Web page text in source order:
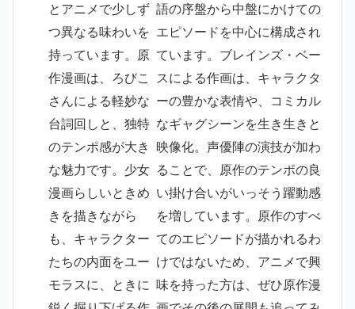
とアニメで少しず
つ異なる味わいを
持っています。原
作漫画は、ろびこ
さんによる軽妙な
台詞回しと、独特
のテンポ感が大き
な魅力です。少女
漫画らしいときめ
きを描きながら
も、キャラクター
たちの内面をユー
モラスに、ときに
語の序盤から中盤にかけての
エピソードを中心に構成され
ています。ブレインズ・ベー
スによる作画は、キャラクタ
ーの豊かな表情や、コミカル
なギャグシーンを生き生きと
映像化。声優陣の演技が加わ
ることで、原作のテンポの良
い掛け合いがいっそう躍動感
を増しています。原作のすべ
てのエピソードが描かれるわ
けではないため、アニメで興
味を持った方は、ぜひ原作漫